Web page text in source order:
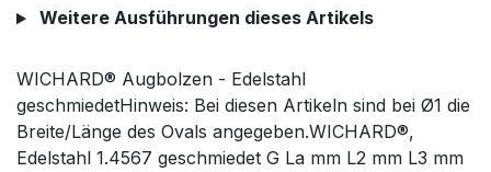
Weitere Ausführungen dieses Artikels
WICHARD® Augbolzen - Edelstahl
geschmiedetHinweis: Bei diesen Artikeln sind bei Ø1 die
Breite/Länge des Ovals angegeben.WICHARD®,
Edelstahl 1.4567 geschmiedet G La mm L2 mm L3 mm